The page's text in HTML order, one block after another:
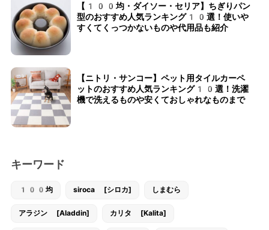
【100均・ダイソー・セリア】ちぎりパン
型のおすすめ人気ランキング10選！使いや
すくてくっつかないものや代用品も紹介
【ニトリ・サンコー】ペット用タイルカーペ
ットのおすすめ人気ランキング10選！洗濯
機で洗えるものや安くておしゃれなものまで
キーワード
100均 siroca [シロカ] しまむら
アラジン [Aladdin] カリタ [Kalita]